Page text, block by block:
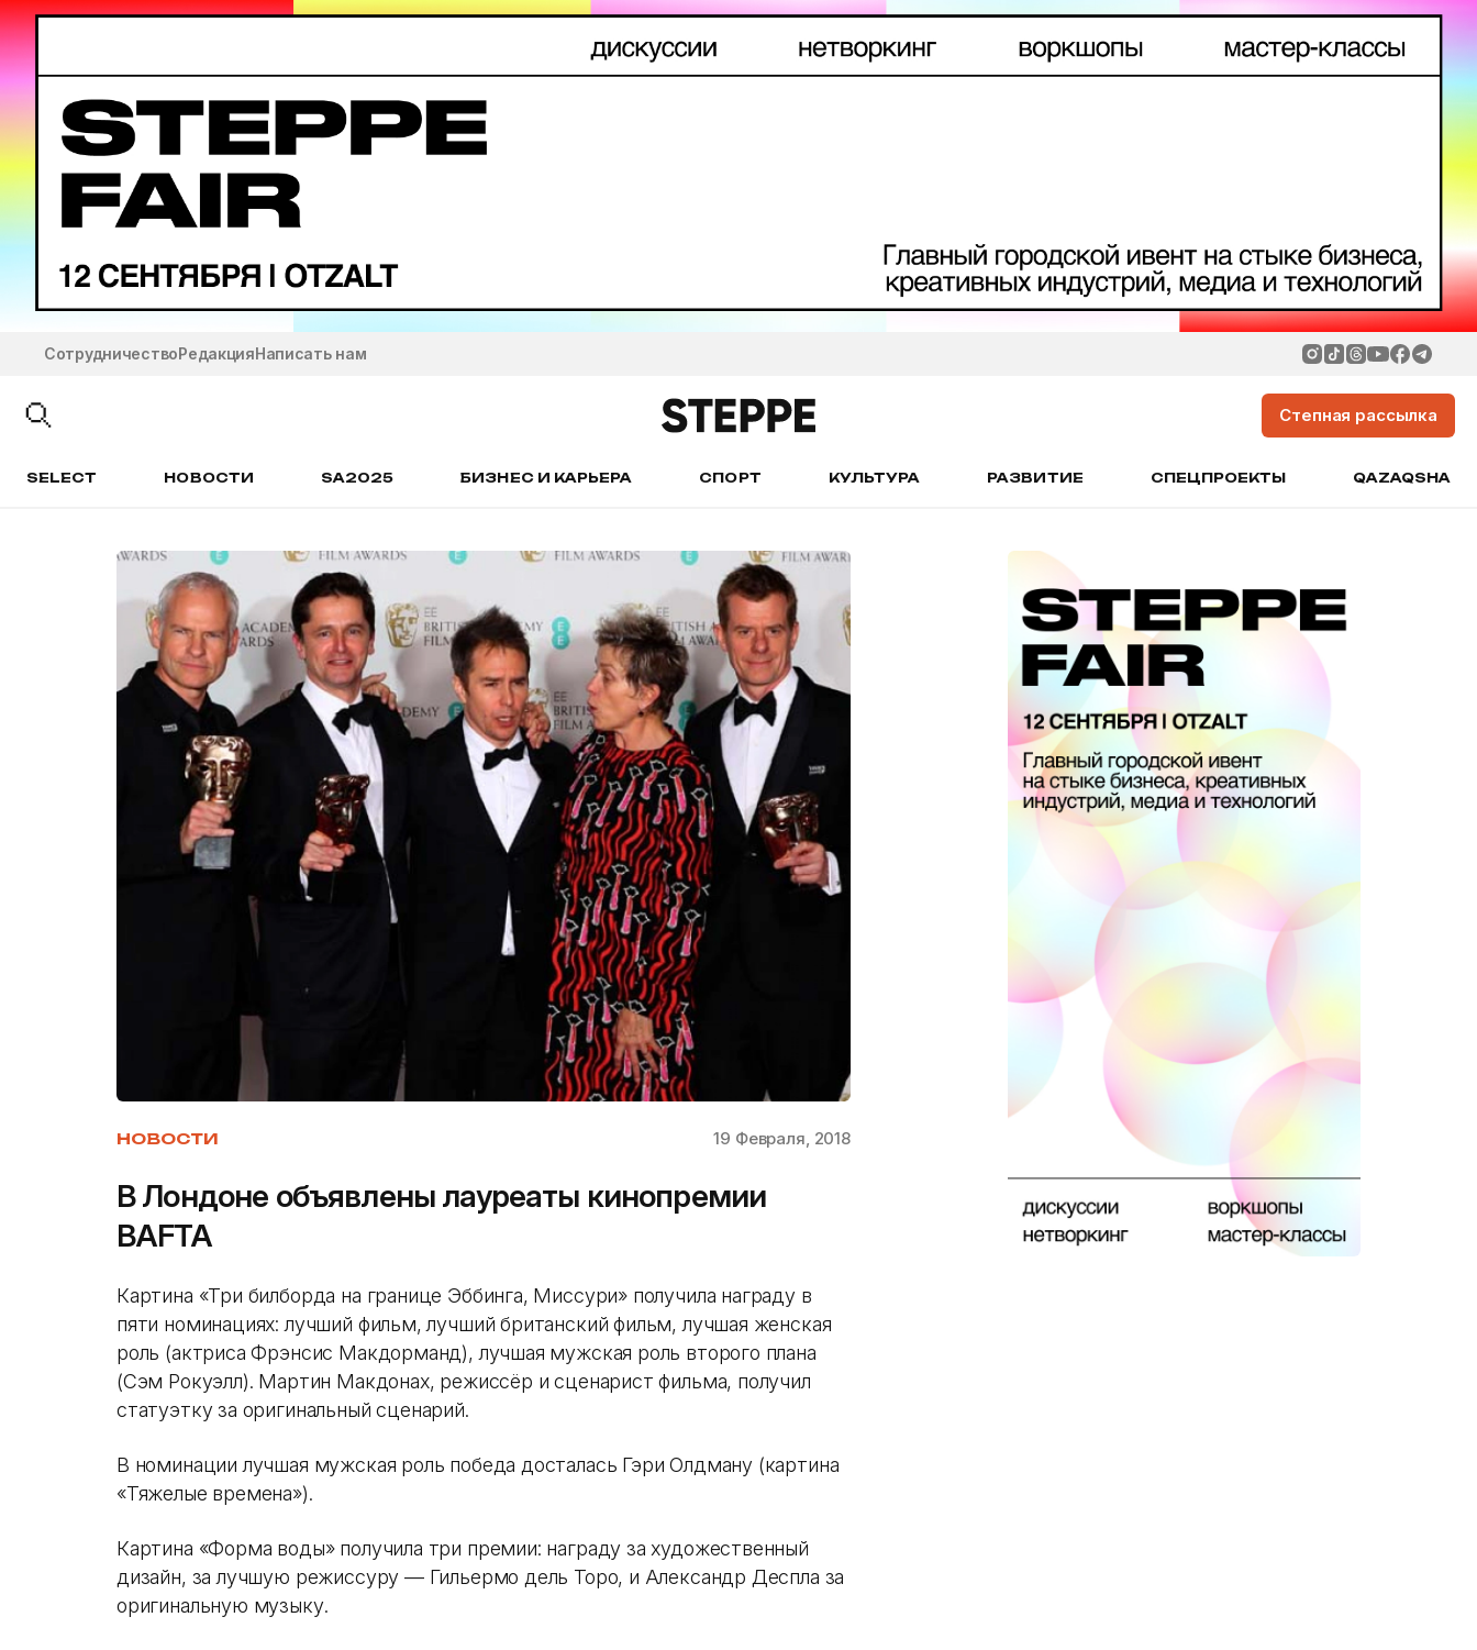
СотрудничествоРедакцияНаписать нам
Степная рассылка
SELECT НОВОСТИ SA2025 БИЗНЕС И КАРЬЕРА СПОРТ КУЛЬТУРА РАЗВИТИЕ СПЕЦПРОЕКТЫ QAZAQSHA
НОВОСТИ 19 Февраля, 2018
В Лондоне объявлены лауреаты кинопремии
BAFTA
Картина «Три билборда на границе Эббинга, Миссури» получила награду в
пяти номинациях: лучший фильм, лучший британский фильм, лучшая женская
роль (актриса Фрэнсис Макдорманд), лучшая мужская роль второго плана
(Сэм Рокуэлл). Мартин Макдонах, режиссёр и сценарист фильма, получил
статуэтку за оригинальный сценарий.
В номинации лучшая мужская роль победа досталась Гэри Олдману (картина
«Тяжелые времена»).
Картина «Форма воды» получила три премии: награду за художественный
дизайн, за лучшую режиссуру — Гильермо дель Торо, и Александр Деспла за
оригинальную музыку.